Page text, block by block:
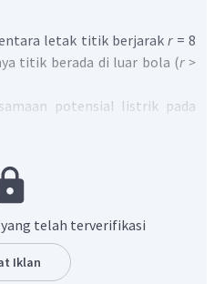
letak titik berjarakr = 8
titik berada di luar bola (r >
potensial listrik pada
yang telah terverifikasi
Iklan